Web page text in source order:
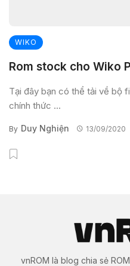
WIKO
Rom stock cho Wiko
Tại đây bạn có thể tải về bộ
chính thức ...
By Duy Nghiện 13/09/2020
vnROM là blog chia sẻ